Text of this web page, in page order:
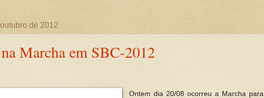
de 2012
Marcha em SBC-2012
Ontem dia 20/08 ocorreu a Marcha para